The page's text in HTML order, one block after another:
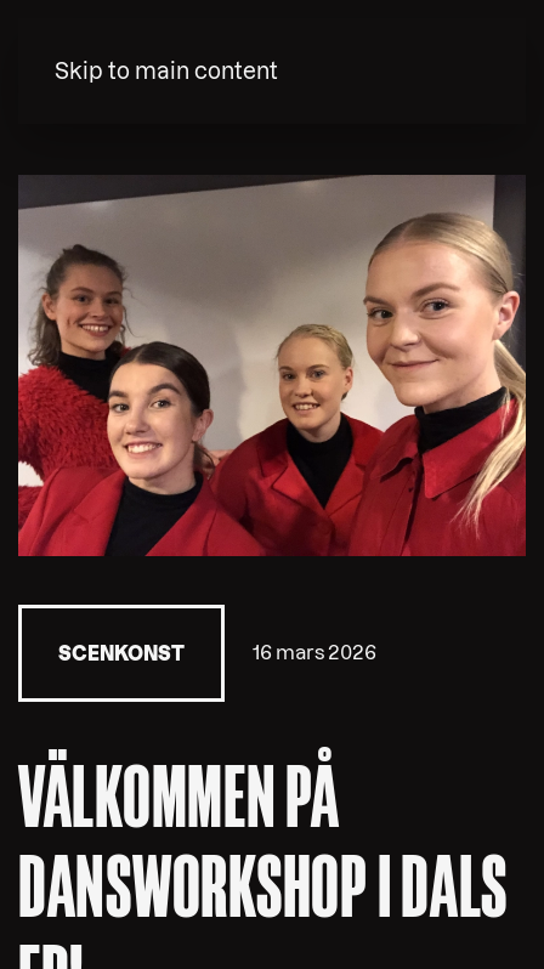
Skip to main content
SCENKONST 16 mars 2026
VÄLKOMMEN PÅ
DANSWORKSHOP I DALS